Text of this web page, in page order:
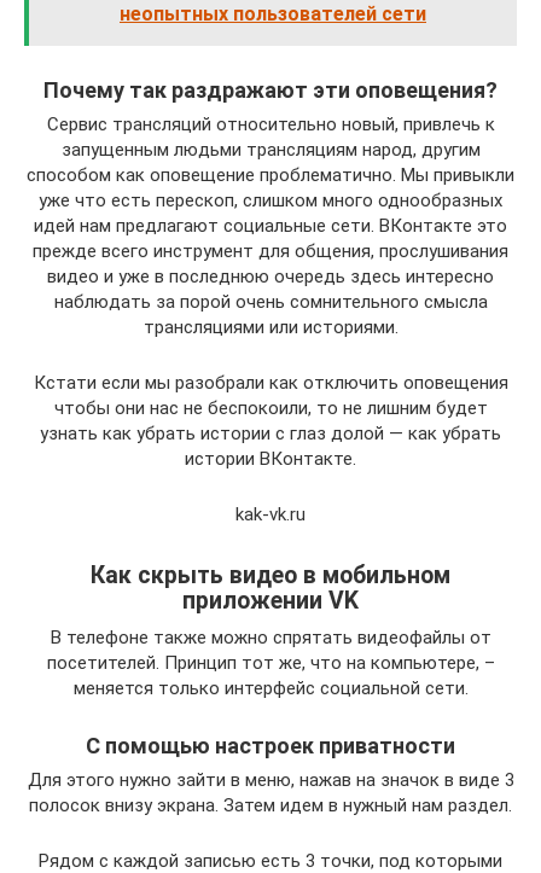
неопытных пользователей сети
Почему так раздражают эти оповещения?
Сервис трансляций относительно новый, привлечь к
запущенным людьми трансляциям народ, другим
способом как оповещение проблематично. Мы привыкли
уже что есть перескоп, слишком много однообразных
идей нам предлагают социальные сети. ВКонтакте это
прежде всего инструмент для общения, прослушивания
видео и уже в последнюю очередь здесь интересно
наблюдать за порой очень сомнительного смысла
трансляциями или историями.
Кстати если мы разобрали как отключить оповещения
чтобы они нас не беспокоили, то не лишним будет
узнать как убрать истории с глаз долой — как убрать
истории ВКонтакте.
kak-vk.ru
Как скрыть видео в мобильном
приложении VK
В телефоне также можно спрятать видеофайлы от
посетителей. Принцип тот же, что на компьютере, –
меняется только интерфейс социальной сети.
С помощью настроек приватности
Для этого нужно зайти в меню, нажав на значок в виде 3
полосок внизу экрана. Затем идем в нужный нам раздел.
Рядом с каждой записью есть 3 точки, под которыми